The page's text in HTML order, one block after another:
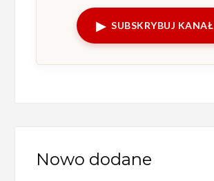
▶ SUBSKRYBUJ KANAŁ
Nowo dodane